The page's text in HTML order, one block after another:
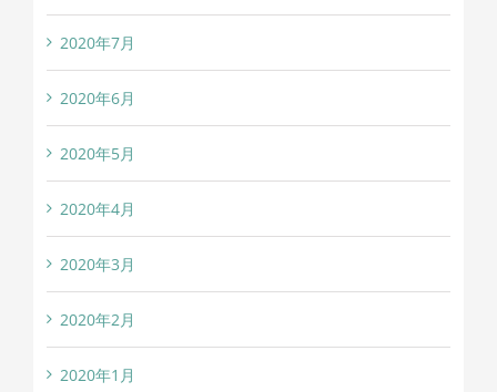
2020年7月
2020年6月
2020年5月
2020年4月
2020年3月
2020年2月
2020年1月